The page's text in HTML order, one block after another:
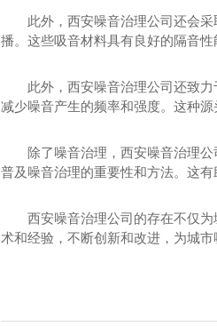
此外，西安噪音治理公司还会
播。这些吸音材料具有良好的隔音
此外，西安噪音治理公司还致
减少噪音产生的频率和强度。这种
除了噪音治理，西安噪音治理
普及噪音治理的重要性和方法。这
西安噪音治理公司的存在不仅
术和经验，不断创新和改进，为城市